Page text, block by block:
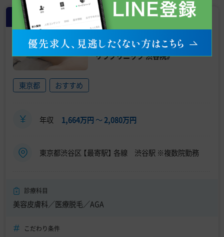
常勤
【渋谷／年収 2000万円台】男性向け
自由診療未経験の医師も大歓迎《ゴ
リラクリニック 渋谷院》
東京都 おすすめ
年収 1,664万円 〜2,080万円
東京都渋谷区 【最寄駅】 各線 渋谷駅 ※複数院勤務
診療科目
美容皮膚科／医療脱毛／AGA
こだわり条件